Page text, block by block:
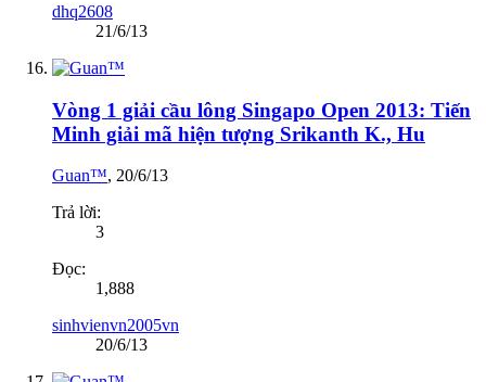
dhq2608
21/6/13
Vòng 1 giải cầu lông Singapo Open 2013: Tiến
Minh giải mã hiện tượng Srikanth K., Hu
Guan™, 20/6/13
Trả lời:
3
Đọc:
1,888
sinhvienvn2005vn
20/6/13